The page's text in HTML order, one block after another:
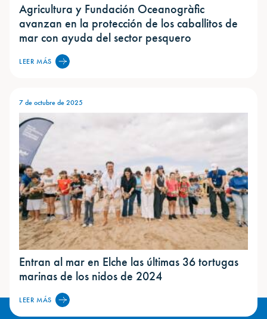
Agricultura y Fundación Oceanogràfic
avanzan en la protección de los caballitos de
mar con ayuda del sector pesquero
LEER MÁS
7 de octubre de 2025
Entran al mar en Elche las últimas 36 tortugas
marinas de los nidos de 2024
LEER MÁS